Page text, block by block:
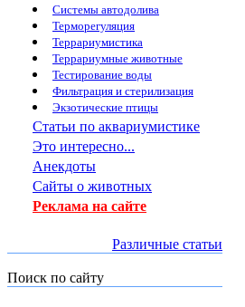
Системы автодолива
Терморегуляция
Террариумистика
Террариумные животные
Тестирование воды
Фильтрация и стерилизация
Экзотические птицы
Статьи по аквариумистике
Это интересно...
Анекдоты
Сайты о животных
Реклама на сайте
Различные статьи
Поиск по сайту